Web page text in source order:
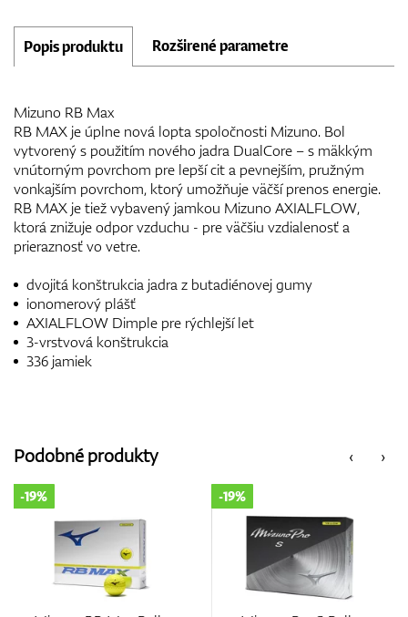
Popis produktu Rozširené parametre
Mizuno RB Max
RB MAX je úplne nová lopta spoločnosti Mizuno. Bol
vytvorený s použitím nového jadra DualCore – s mäkkým
vnútorným povrchom pre lepší cit a pevnejším, pružným
vonkajším povrchom, ktorý umožňuje väčší prenos energie.
RB MAX je tiež vybavený jamkou Mizuno AXIALFLOW,
ktorá znižuje odpor vzduchu - pre väčšiu vzdialenosť a
prieraznosť vo vetre.
dvojitá konštrukcia jadra z butadiénovej gumy
ionomerový plášť
AXIALFLOW Dimple pre rýchlejší let
3-vrstvová konštrukcia
336 jamiek
‹
Podobné produkty ›
-19% -19%